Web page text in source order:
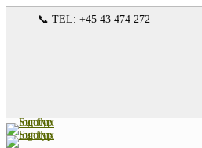
📞 TEL: +45 43 474 272